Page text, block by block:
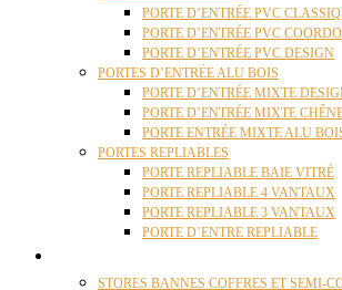
PORTE D’ENTRÉE PVC
PORTE D’ENTRÉE PVC
PORTE D’ENTRÉE PVC DESIGN
PORTES D’ENTRÉE ALU BOIS
PORTE D’ENTRÉE MIXTE
PORTE D’ENTRÉE MIXTE
PORTE ENTRÉE MIXTE ALU
PORTES REPLIABLES
PORTE REPLIABLE BAIE VITRÉ
PORTE REPLIABLE 4 VANTAUX
PORTE REPLIABLE 3 VANTAUX
PORTE D’ENTRE REPLIABLE
STORES BANNES COFFRES ET SEMI-